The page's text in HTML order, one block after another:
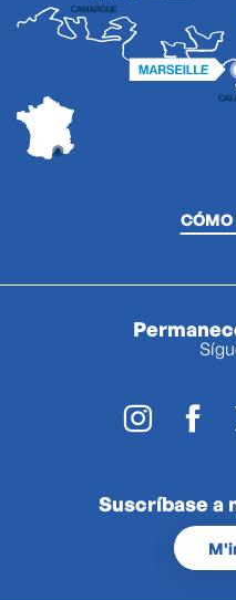
CÓMO
Suscríbase a